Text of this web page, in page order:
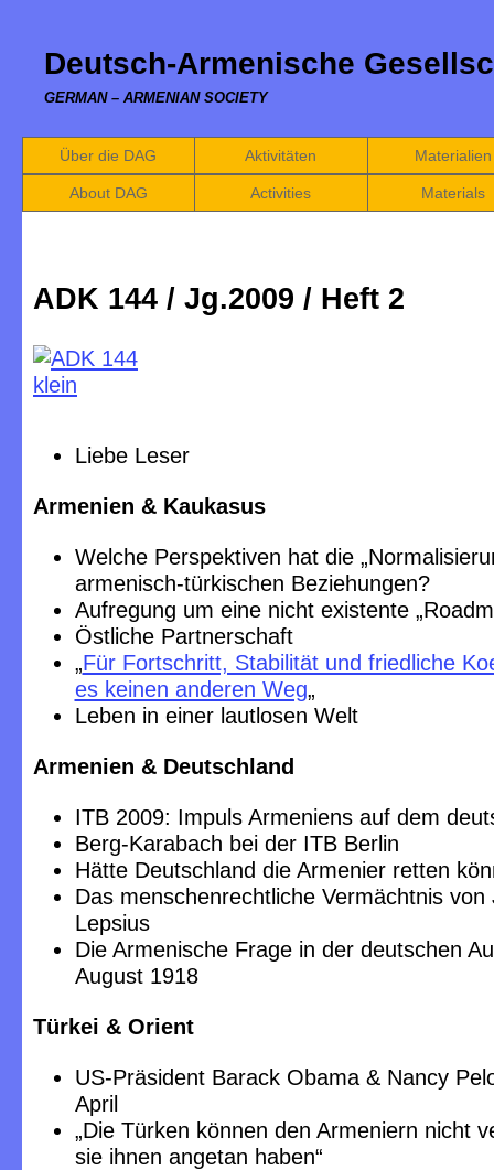
Deutsch-Armenische
GERMAN – ARMENIAN SOCIETY
Über die DAG Aktivitäten Materialien
About DAG Activities Materials
ADK 144 / Jg.2009 / Heft 2
Liebe Leser
Armenien & Kaukasus
Welche Perspektiven hat die
armenisch-türkischen Beziehungen?
Aufregung um eine nicht existente
Östliche Partnerschaft
„Für Fortschritt, Stabilität und friedliche
es keinen anderen Weg„
Leben in einer lautlosen Welt
Armenien & Deutschland
ITB 2009: Impuls Armeniens auf dem
Berg-Karabach bei der ITB Berlin
Hätte Deutschland die Armenier retten
Das menschenrechtliche Vermächtnis von
Lepsius
Die Armenische Frage in der deutschen
August 1918
Türkei & Orient
US-Präsident Barack Obama & Nancy
April
„Die Türken können den Armeniern nicht
sie ihnen angetan haben“